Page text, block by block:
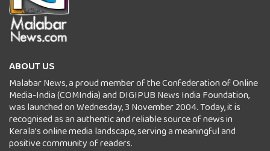
ABOUT US
Malabar News, a proud member of the Confederation of Online
Media-India (COMIndia) and DIGIPUB News India Foundation,
was launched on Wednesday, 3 November 2004. Today, it is
recognised as an authentic and reliable source of news in
Kerala’s online media landscape, serving a meaningful and
positive community of readers.